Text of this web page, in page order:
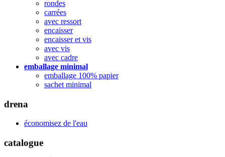
rondes
carrées
avec ressort
encaisser
encaisser et vis
avec vis
avec cadre
emballage minimal
emballage 100% papier
sachet minimal
drena
économisez de l'eau
catalogue